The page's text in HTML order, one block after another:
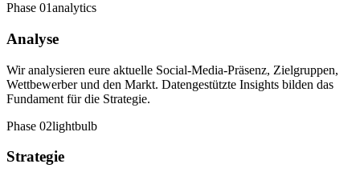
Phase 01analytics
Analyse
Wir analysieren eure aktuelle Social-Media-Präsenz, Zielgruppen,
Wettbewerber und den Markt. Datengestützte Insights bilden das
Fundament für die Strategie.
Phase 02lightbulb
Strategie